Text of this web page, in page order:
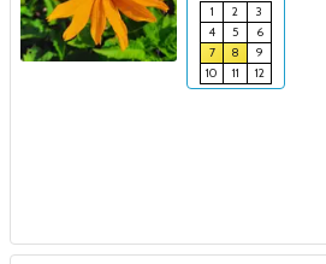
1
2
3
4
5
6
7
8
9
10
11 12